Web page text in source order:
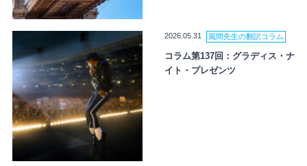
2026.05.31 風間先生の翻訳コラム
コラム第137回：グラディス・ナ
イト・プレゼンツ